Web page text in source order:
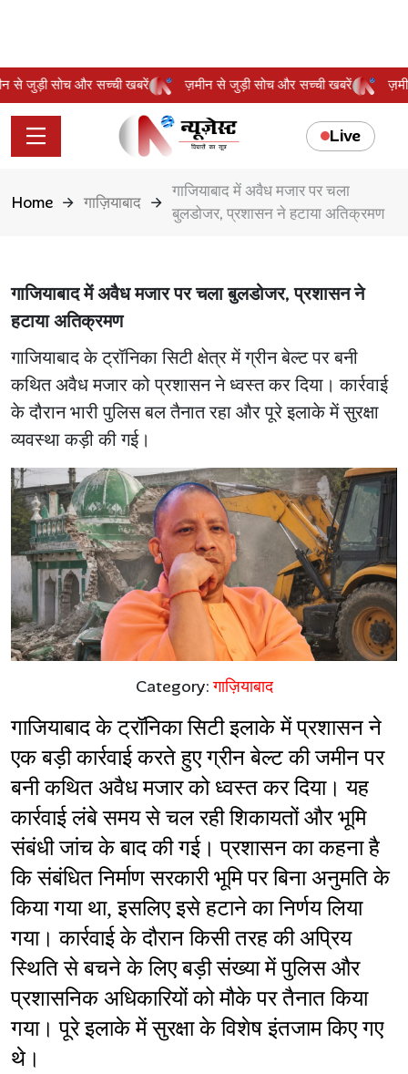
से जुड़ी सोच और सच्ची खबरें ज़मीन से जुड़ी सोच और सच्ची खबरें
Live
Home गाज़ियाबाद
गाजियाबाद में अवैध मजार पर चला
बुलडोजर, प्रशासन ने हटाया अतिक्रमण
गाजियाबाद में अवैध मजार पर चला बुलडोजर, प्रशासन ने
हटाया अतिक्रमण
गाजियाबाद के ट्रॉनिका सिटी क्षेत्र में ग्रीन बेल्ट पर बनी
कथित अवैध मजार को प्रशासन ने ध्वस्त कर दिया। कार्रवाई
के दौरान भारी पुलिस बल तैनात रहा और पूरे इलाके में सुरक्षा
व्यवस्था कड़ी की गई।
Category:गाज़ियाबाद
गाजियाबाद के ट्रॉनिका सिटी इलाके में प्रशासन ने
एक बड़ी कार्रवाई करते हुए ग्रीन बेल्ट की जमीन पर
बनी कथित अवैध मजार को ध्वस्त कर दिया। यह
कार्रवाई लंबे समय से चल रही शिकायतों और भूमि
संबंधी जांच के बाद की गई। प्रशासन का कहना है
कि संबंधित निर्माण सरकारी भूमि पर बिना अनुमति के
किया गया था, इसलिए इसे हटाने का निर्णय लिया
गया। कार्रवाई के दौरान किसी तरह की अप्रिय
स्थिति से बचने के लिए बड़ी संख्या में पुलिस और
प्रशासनिक अधिकारियों को मौके पर तैनात किया
गया। पूरे इलाके में सुरक्षा के विशेष इंतजाम किए गए
थे।